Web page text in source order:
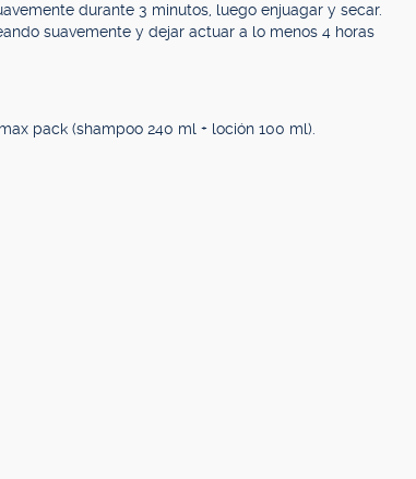
durante 3 minutos, luego enjuagar y secar.
suavemente y dejar actuar a lo menos 4 horas
pack (shampoo 240 ml + loción 100 ml).